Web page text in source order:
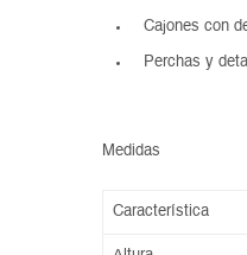
Cajones con
Perchas y
Medidas
Característica